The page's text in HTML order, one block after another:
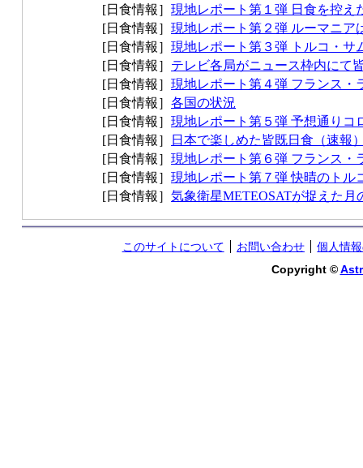
[日食情報］ 現地レポート第１弾 日食を控え
[日食情報］ 現地レポート第２弾 ルーマニア
[日食情報］ 現地レポート第３弾 トルコ・サ
[日食情報］ テレビ各局がニュース枠内にて
[日食情報］ 現地レポート第４弾 フランス・
[日食情報］ 各国の状況
[日食情報］ 現地レポート第５弾 予想通りコ
[日食情報］
日本で楽しめた皆既日食（速報
[日食情報］ 現地レポート第６弾 フランス・
[日食情報］ 現地レポート第７弾 快晴のトル
[日食情報］ 気象衛星METEOSATが捉えた月
このサイトについて お問い合わせ
個人情
Copyright ©